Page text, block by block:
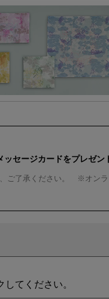
セージカードをプレゼン
了承ください。 ※オンラ
てください。